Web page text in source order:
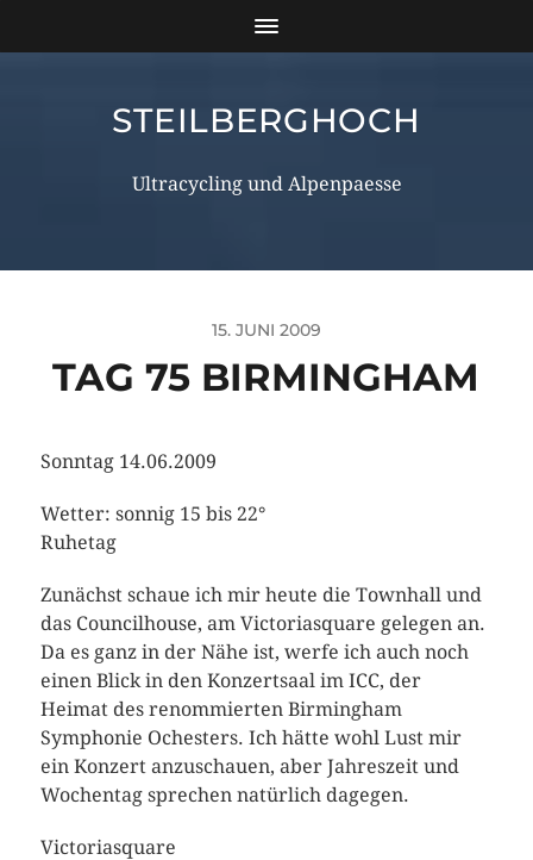
STEILBERGHOCH
Ultracycling und Alpenpaesse
15. JUNI 2009
TAG 75 BIRMINGHAM
Sonntag 14.06.2009
Wetter: sonnig 15 bis 22°
Ruhetag
Zunächst schaue ich mir heute die Townhall und
das Councilhouse, am Victoriasquare gelegen an.
Da es ganz in der Nähe ist, werfe ich auch noch
einen Blick in den Konzertsaal im ICC, der
Heimat des renommierten Birmingham
Symphonie Ochesters. Ich hätte wohl Lust mir
ein Konzert anzuschauen, aber Jahreszeit und
Wochentag sprechen natürlich dagegen.
Victoriasquare